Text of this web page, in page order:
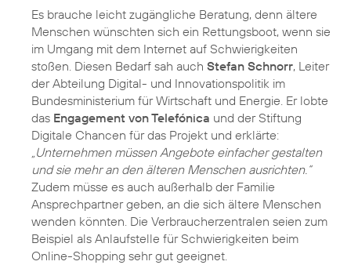
Es brauche leicht zugängliche Beratung, denn ältere
Menschen wünschten sich ein Rettungsboot, wenn sie
im Umgang mit dem Internet auf Schwierigkeiten
stoßen. Diesen Bedarf sah auch Stefan Schnorr, Leiter
der Abteilung Digital- und Innovationspolitik im
Bundesministerium für Wirtschaft und Energie. Er lobte
das Engagement von Telefónica und der Stiftung
Digitale Chancen für das Projekt und erklärte:
„Unternehmen müssen Angebote einfacher gestalten
und sie mehr an den älteren Menschen ausrichten.“
Zudem müsse es auch außerhalb der Familie
Ansprechpartner geben, an die sich ältere Menschen
wenden könnten. Die Verbraucherzentralen seien zum
Beispiel als Anlaufstelle für Schwierigkeiten beim
Online-Shopping sehr gut geeignet.